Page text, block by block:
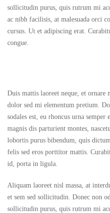
sollicitudin purus, quis rutrum mi
ac nibh facilisis, at malesuada orci
cursus. Ut et adipiscing erat.
congue.
Duis mattis laoreet neque, et
dolor sed mi elementum pretium.
sodales est, eu rhoncus urna
magnis dis parturient montes,
lobortis purus bibendum, quis
felis sed eros porttitor mattis.
id, porta in ligula.
Aliquam laoreet nisl massa, at
et sem sed sollicitudin. Donec non
sollicitudin purus, quis rutrum mi